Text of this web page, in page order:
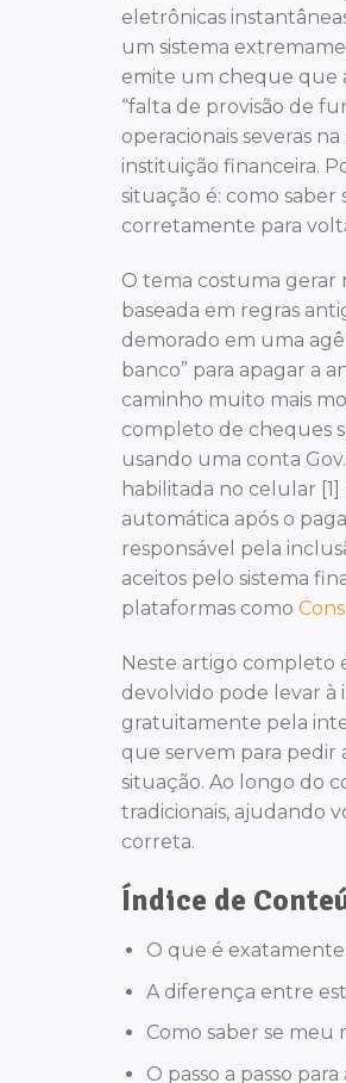
eletrônicas
um sistema
emite um cheque que
“falta de provisão de
operacionais severas
instituição financeira.
situação é: como saber
corretamente para
O tema costuma gerar
baseada em regras
demorado em uma
banco” para apagar a
caminho muito mais
completo de cheques
usando uma conta
habilitada no celular
automática após o
responsável pela
aceitos pelo sistema
plataformas como
Neste artigo completo
devolvido pode levar à
gratuitamente pela
que servem para pedir
situação. Ao longo do
tradicionais, ajudando
correta.
Índice de
O que é exatamente
A diferença entre
Como saber se meu
O passo a passo